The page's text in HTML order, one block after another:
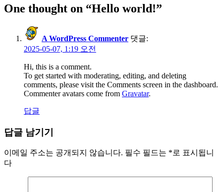
One thought on “Hello world!”
A WordPress Commenter 댓글:
2025-05-07, 1:19 오전
Hi, this is a comment.
To get started with moderating, editing, and deleting
comments, please visit the Comments screen in the dashboard.
Commenter avatars come from Gravatar.
답글
답글 남기기
이메일 주소는 공개되지 않습니다. 필수 필드는 *로 표시됩니
다